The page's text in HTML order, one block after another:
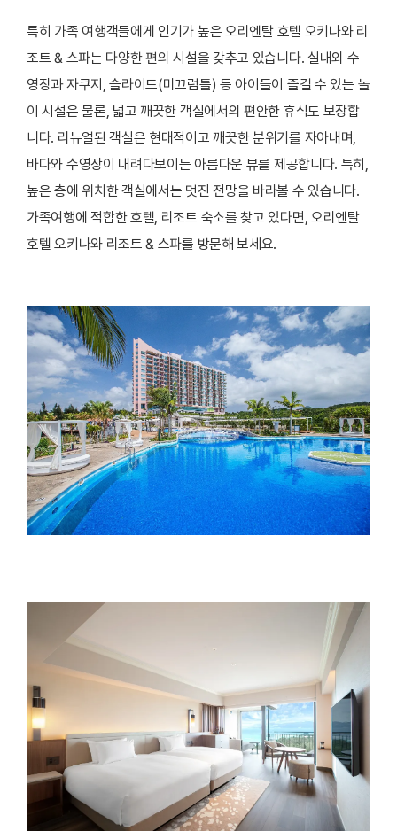
특히 가족 여행객들에게 인기가 높은 오리엔탈 호텔 오키나와 리
조트 & 스파는 다양한 편의 시설을 갖추고 있습니다. 실내외 수
영장과 자쿠지, 슬라이드(미끄럼틀) 등 아이들이 즐길 수 있는 놀
이 시설은 물론, 넓고 깨끗한 객실에서의 편안한 휴식도 보장합
니다. 리뉴얼된 객실은 현대적이고 깨끗한 분위기를 자아내며,
바다와 수영장이 내려다보이는 아름다운 뷰를 제공합니다. 특히,
높은 층에 위치한 객실에서는 멋진 전망을 바라볼 수 있습니다.
가족여행에 적합한 호텔, 리조트 숙소를 찾고 있다면, 오리엔탈
호텔 오키나와 리조트 & 스파를 방문해 보세요.